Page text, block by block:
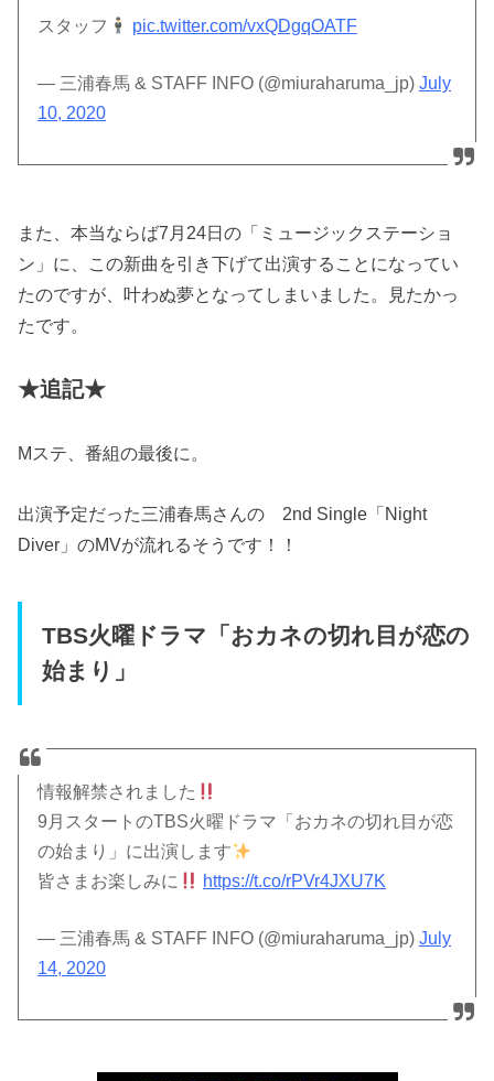
スタッフ pic.twitter.com/vxQDgqOATF
— 三浦春馬 & STAFF INFO (@miuraharuma_jp)July
10, 2020
また、本当ならば7月24日の「ミュージックステーショ
ン」に、この新曲を引き下げて出演することになってい
たのですが、叶わぬ夢となってしまいました。見たかっ
たです。
★追記★
Mステ、番組の最後に。
出演予定だった三浦春馬さんの 2nd Single「Night
Diver」のMVが流れるそうです！！
TBS火曜ドラマ「おカネの切れ目が恋の
始まり」
情報解禁されました
9月スタートのTBS火曜ドラマ「おカネの切れ目が恋
の始まり」に出演します
皆さまお楽しみに
https://t.co/rPVr4JXU7K
— 三浦春馬 & STAFF INFO (@miuraharuma_jp)July
14, 2020